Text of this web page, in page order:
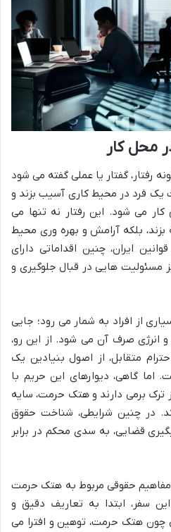
محل کار
رفتار، گفتار یا عملی گفته می شود
یک فرد در محیط کاری آسیب بزند و
می شود. این رفتار نه تنها می
بلکه آرامش و بهره وری محیط
ایران، چنین اقداماتی دارای
مسئولیت هایی در قبال جلوگیری و
از افراد به شمار می رود؛ جایی
انرژی صرف آن می شود. از این رو،
متقابل، از اصول بنیادین یک
اما گاهی، دیوارهای این حریم با
ترک برمی دارند و هتک حرمت، سایه
در چنین شرایطی، شناخت حقوق
قضایی، به سدی محکم در برابر
مفاهیم حقوقی مربوط به هتک حرمت
سفر، ابتدا به تعاریف دقیق و
چون هتک حرمت، توهین و افترا می